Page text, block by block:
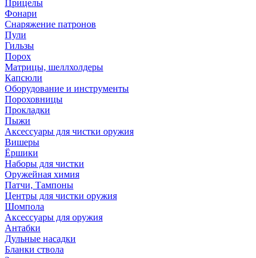
Прицелы
Фонари
Снаряжение патронов
Пули
Гильзы
Порох
Матрицы, шеллхолдеры
Капсюли
Оборудование и инструменты
Пороховницы
Прокладки
Пыжи
Аксессуары для чистки оружия
Вишеры
Ёршики
Наборы для чистки
Оружейная химия
Патчи, Тампоны
Центры для чистки оружия
Шомпола
Аксессуары для оружия
Антабки
Дульные насадки
Бланки ствола